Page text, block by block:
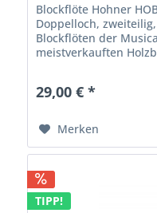
Blockflöte Hohner
Doppelloch,
Blockflöten der
meistverkauften
29,00 € *
Merken
TIPP!